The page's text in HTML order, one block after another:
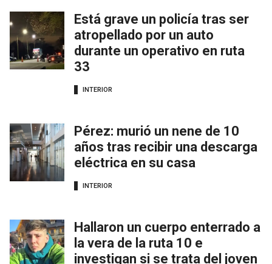
Está grave un policía tras ser
atropellado por un auto
durante un operativo en ruta
33
INTERIOR
Pérez: murió un nene de 10
años tras recibir una descarga
eléctrica en su casa
INTERIOR
Hallaron un cuerpo enterrado a
la vera de la ruta 10 e
investigan si se trata del joven